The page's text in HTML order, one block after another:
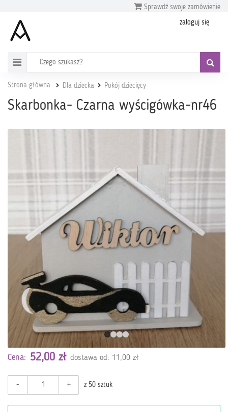
Sprawdź swoje zamówienie
zaloguj się
Strona główna Dla dziecka Pokój dziecięcy
Skarbonka- Czarna wyścigówka-nr46
Cena: 52,00 zł dostawa od: 11,00 zł
- + z 50 sztuk